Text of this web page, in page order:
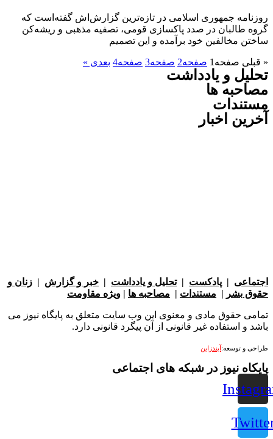
جمهوری اسلامی در تازه‌ترین گزارش‌اش گفته‌است که
در صدد پاکسازی قومی، تصفیه مذهبی و ریشه‌کن
مخالفین خود برآمده و این تصمیم
صفحه 1 صفحه 2 صفحه 3 صفحه 4 بعدی »
و یادداشت
ها
اخبار
|پادکست|تحلیل و یادداشت|خبر و گزارش| زنان و
بشر| مستندات|مصاحبه ها|ویژه مقاومت
حقوق مادی و معنوی این وب سایت متعلق به پایگاه نیوز می
استفاده غیر قانونی از آن پیگرد قانونی دارد.
توسعه: آیندزاین
نیوز در شبکه های اجتماعی